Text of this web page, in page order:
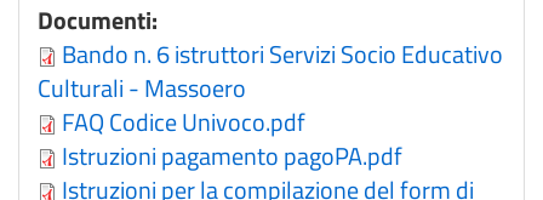
Documenti:
Bando n. 6 istruttori Servizi Socio Educativo
Culturali - Massoero
FAQ Codice Univoco.pdf
Istruzioni pagamento pagoPA.pdf
Istruzioni per la compilazione del form di